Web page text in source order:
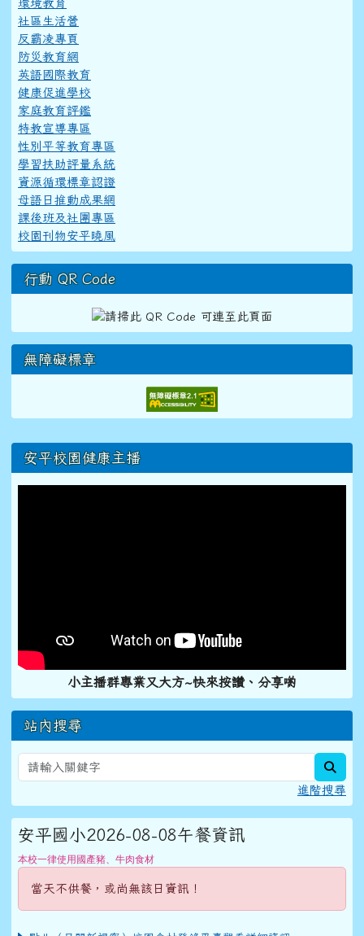
環境教育
社區生活營
反霸凌專頁
防災教育網
英語國際教育
健康促進學校
家庭教育評鑑
特教宣導專區
性別平等教育專區
學習扶助評量系統
資源循環標章認證
母語日推動成果網
課後班及社團專區
校園刊物安平曉風
行動 QR Code
無障礙標章
右邊區域內容
安平校園健康主播
小主播群專業又大方~快來按讚、分享喲
站內搜尋
進階搜尋
安平國小2026-08-08午餐資訊
本校一律使用國產豬、牛肉食材
當天不供餐，或尚無該日資訊！